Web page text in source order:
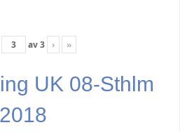
av3 › »
UK 08-Sthlm
2018